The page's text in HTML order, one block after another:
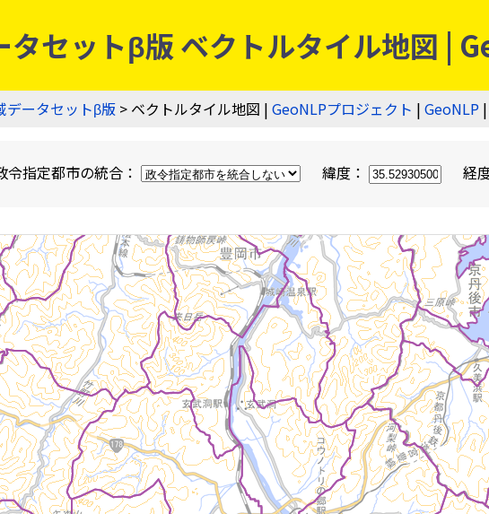
セットβ版 ベクトルタイル地図 |
データセットβ版 > ベクトルタイル地図 | GeoNLPプロジェクト | GeoNLP |
令指定都市の統合： 緯度： 経